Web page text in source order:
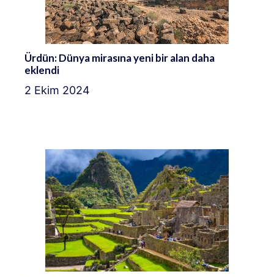
Ürdün: Dünya mirasına yeni bir alan daha
eklendi
2 Ekim 2024